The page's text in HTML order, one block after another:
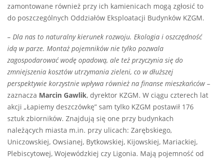
zamontowane również przy ich kamienicach mogą zgłosić to
do poszczególnych Oddziałów Eksploatacji Budynków KZGM.
– Dla nas to naturalny kierunek rozwoju. Ekologia i oszczędność
idą w parze. Montaż pojemników nie tylko pozwala
zagospodarować wodę opadową, ale też przyczynia się do
zmniejszenia kosztów utrzymania zieleni, co w dłuższej
perspektywie korzystnie wpływa również na finanse mieszkańców–
zaznacza Marcin Gawlik, dyrektor KZGM. W ciągu czterech lat
akcji „Łapiemy deszczówkę” sam tylko KZGM postawił 176
sztuk zbiorników. Znajdują się one przy budynkach
należących miasta m.in. przy ulicach: Zarębskiego,
Uniczowskiej, Owsianej, Bytkowskiej, Kijowskiej, Mariackiej,
Plebiscytowej, Wojewódzkiej czy Ligonia. Mają pojemność od